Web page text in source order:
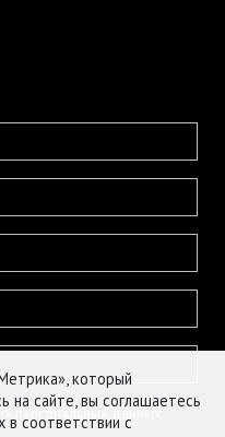
персональных данных
который
на сайте, вы соглашаетесь
в соответствии с